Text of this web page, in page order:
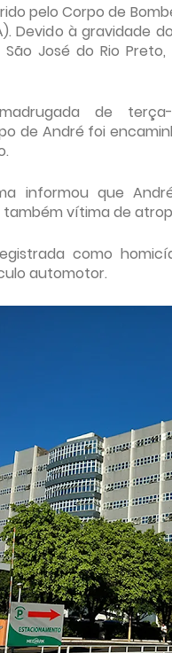
pelo Corpo de
Devido à gravidade
São José do Rio
de
de André foi
informou que
vítima de
como
automotor.